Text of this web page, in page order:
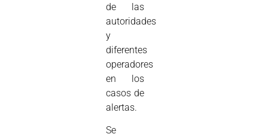
de las
autoridades
y
diferentes
operadores
en los
casos de
alertas.
Se